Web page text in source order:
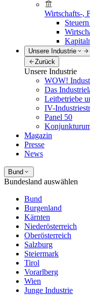
Wirtschafts-,
Unsere Industrie
Zurück
Unsere Industrie
WOW!
Das
Leitbetriebe
IV-
Panel 50
Magazin
Presse
News
Bund
Bundesland auswählen
Bund
Burgenland
Kärnten
Niederösterreich
Oberösterreich
Salzburg
Steiermark
Tirol
Vorarlberg
Wien
Junge Industrie